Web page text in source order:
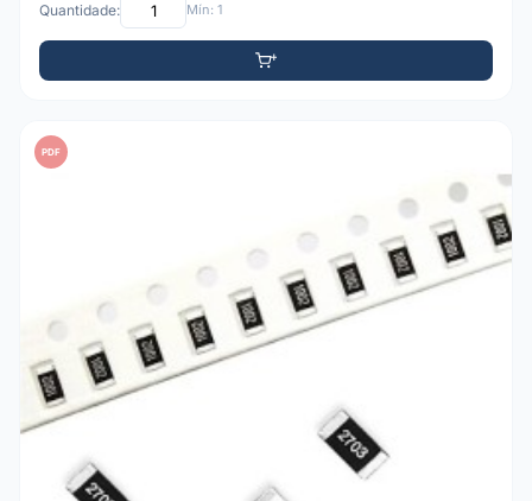
Quantidade: Mín: 1
PDF